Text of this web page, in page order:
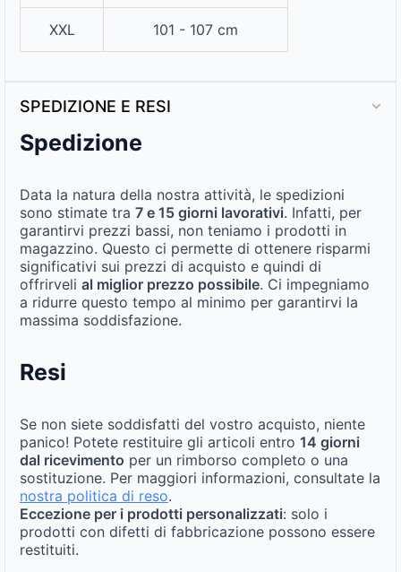
XXL 101 - 107 cm
SPEDIZIONE E RESI
Spedizione
Data la natura della nostra attività, le spedizioni
sono stimate tra 7 e 15 giorni lavorativi. Infatti, per
garantirvi prezzi bassi, non teniamo i prodotti in
magazzino. Questo ci permette di ottenere risparmi
significativi sui prezzi di acquisto e quindi di
offrirveli al miglior prezzo possibile. Ci impegniamo
a ridurre questo tempo al minimo per garantirvi la
massima soddisfazione.
Resi
Se non siete soddisfatti del vostro acquisto, niente
panico! Potete restituire gli articoli entro 14 giorni
dal ricevimento per un rimborso completo o una
sostituzione. Per maggiori informazioni, consultate la
nostra politica di reso.
Eccezione per i prodotti personalizzati: solo i
prodotti con difetti di fabbricazione possono essere
restituiti.